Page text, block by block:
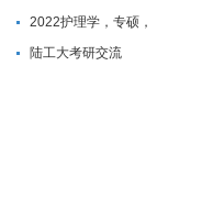
2022护理学，专硕，
陆工大考研交流